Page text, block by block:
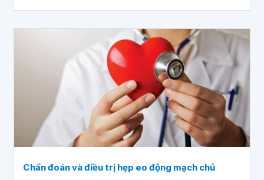
Chẩn đoán và điều trị hẹp eo động mạch chủ